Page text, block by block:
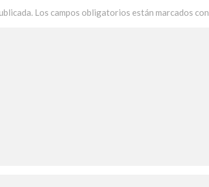
Los campos obligatorios están marcados con